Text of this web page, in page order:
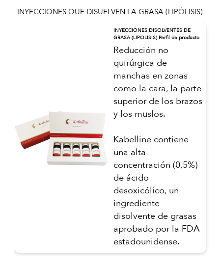
INYECCIONES QUE DISUELVEN LA GRASA (LIPÓLISIS)
INYECCIONES DISOLVENTES DE
GRASA (LIPOLISIS) Perfil de producto
Reducción no
quirúrgica de
manchas en zonas
como la cara, la parte
superior de los brazos
y los muslos.
Kabelline contiene
una alta
concentración (0,5%)
de ácido
desoxicólico, un
ingrediente
disolvente de grasas
aprobado por la FDA
estadounidense.